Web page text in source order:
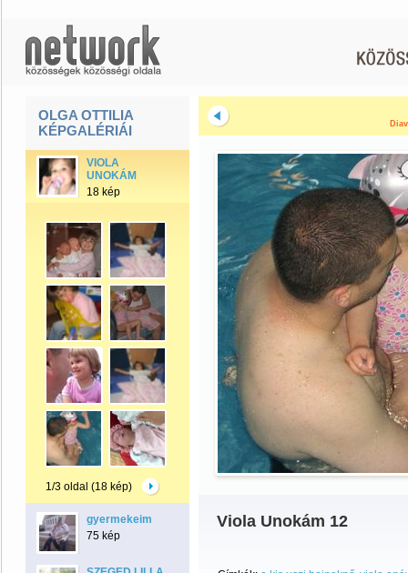
OLGA OTTILIA
KÉPGALÉRIÁI
VIOLA
UNOKÁM
18 kép
1/3 oldal (18 kép)
gyermekeim
75 kép
Viola Unokám 12